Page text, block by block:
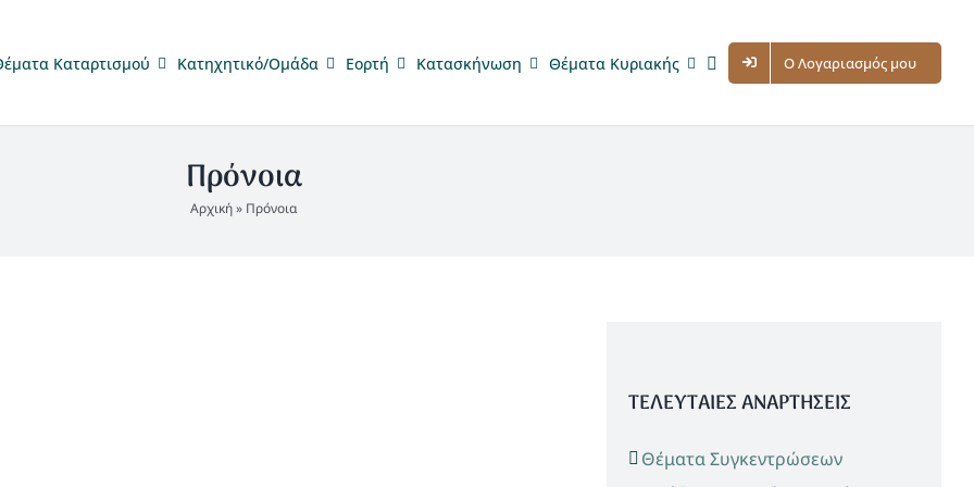
Καταρτισμού Κατηχητικό/Ομάδα Eορτή Κατασκήνωση Θέματα Κυριακής Ο Λογαριασμός μου
Πρόνοια
Αρχική» Πρόνοια
ΤΕΛΕΥΤΑΙΕΣ ΑΝΑΡΤΗΣΕΙΣ
Θέματα Συγκεντρώσεων